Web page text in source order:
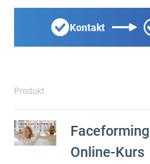
Kontakt
Produkt
Faceforming
Online-Kurs